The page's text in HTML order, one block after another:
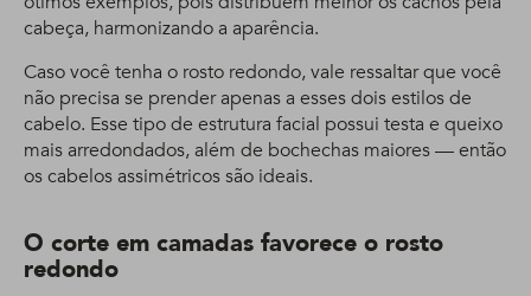
cabeça, harmonizando a aparência.
Caso você tenha o rosto redondo, vale ressaltar que você
não precisa se prender apenas a esses dois estilos de
cabelo. Esse tipo de estrutura facial possui testa e queixo
mais arredondados, além de bochechas maiores — então
os cabelos assimétricos são ideais.
O corte em camadas favorece o rosto
redondo